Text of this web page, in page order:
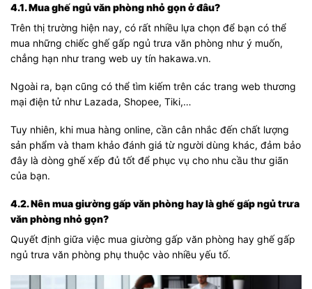
4.1. Mua ghế ngủ văn phòng nhỏ gọn ở đâu?
Trên thị trường hiện nay, có rất nhiều lựa chọn để bạn có thể
mua những chiếc ghế gấp ngủ trưa văn phòng như ý muốn,
chẳng hạn như trang web uy tín hakawa.vn.
Ngoài ra, bạn cũng có thể tìm kiếm trên các trang web thương
mại điện tử như Lazada, Shopee, Tiki,…
Tuy nhiên, khi mua hàng online, cần cân nhắc đến chất lượng
sản phẩm và tham khảo đánh giá từ người dùng khác, đảm bảo
đây là dòng ghế xếp đủ tốt để phục vụ cho nhu cầu thư giãn
của bạn.
4.2. Nên mua giường gấp văn phòng hay là ghế gấp ngủ trưa
văn phòng nhỏ gọn?
Quyết định giữa việc mua giường gấp văn phòng hay ghế gấp
ngủ trưa văn phòng phụ thuộc vào nhiều yếu tố.